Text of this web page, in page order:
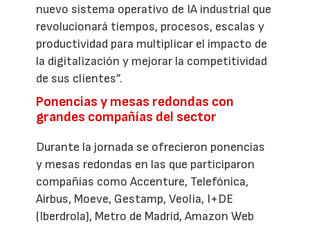
nuevo sistema operativo de IA industrial que
revolucionará tiempos, procesos, escalas y
productividad para multiplicar el impacto de
la digitalización y mejorar la competitividad
de sus clientes”.
Ponencias y mesas redondas con
grandes compañías del sector
Durante la jornada se ofrecieron ponencias
y mesas redondas en las que participaron
compañías como Accenture, Telefónica,
Airbus, Moeve, Gestamp, Veolia, I+DE
(Iberdrola), Metro de Madrid, Amazon Web